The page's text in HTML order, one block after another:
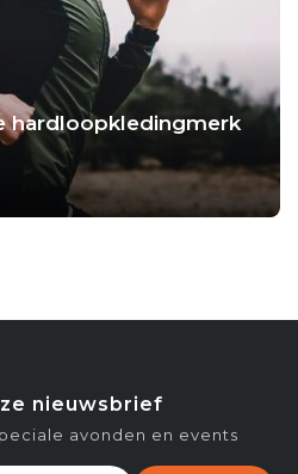
hardloopkledingmerk
nieuwsbrief
avonden en events